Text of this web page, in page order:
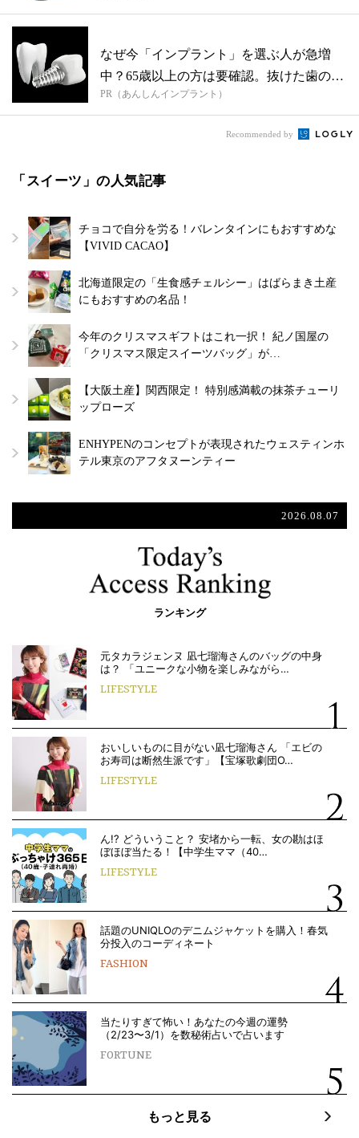
なぜ今「インプラント」を選ぶ人が急増
中？65歳以上の方は要確認。抜けた歯の放
置は...
PR（あんしんインプラント）
Recommended by
「スイーツ」の人気記事
チョコで自分を労る！バレンタインにもおすすめな
【VIVID CACAO】
北海道限定の「生食感チェルシー」はばらまき土産
にもおすすめの名品！
今年のクリスマスギフトはこれ一択！ 紀ノ国屋の
「クリスマス限定スイーツバッグ」が…
【大阪土産】関西限定！ 特別感満載の抹茶チューリ
ップローズ
ENHYPENのコンセプトが表現されたウェスティンホ
テル東京のアフタヌーンティー
2026.08.07
ランキング
元タカラジェンヌ 凪七瑠海さんのバッグの中身
は？ 「ユニークな小物を楽しみながら…
LIFESTYLE
おいしいものに目がない凪七瑠海さん 「エビの
お寿司は断然生派です」【宝塚歌劇団O…
LIFESTYLE
ん!? どういうこと？ 安堵から一転、女の勘はほ
ぼほぼ当たる！【中学生ママ（40…
LIFESTYLE
話題のUNIQLOのデニムジャケットを購入！春気
分投入のコーディネート
FASHION
当たりすぎて怖い！あなたの今週の運勢
（2/23〜3/1）を数秘術占いで占います
FORTUNE
もっと見る